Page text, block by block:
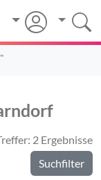
2 Ergebnisse
Suchfilter